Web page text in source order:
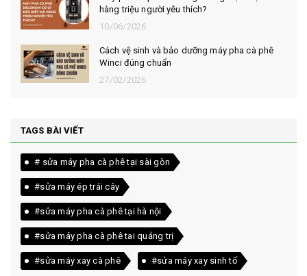
hàng triệu người yêu thích?
10/06/2026
Cách vệ sinh và bảo dưỡng máy pha cà phê
Winci đúng chuẩn
27/02/2026
TAGS BÀI VIẾT
# sửa máy pha cà phê tại sài gòn
#sửa máy ép trái cây
#sửa máy pha cà phê tại hà nội
#sửa máy pha cà phê tai quảng trị
#sửa máy xay cà phê #sửa máy xay sinh tố